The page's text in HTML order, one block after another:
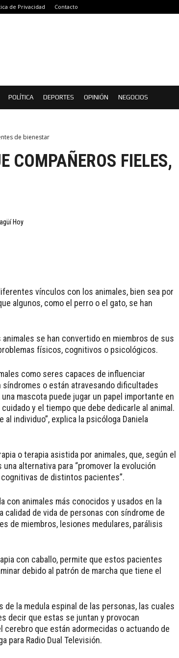
de Privacidad Contacto
POLÍTICA DEPORTES OPINIÓN NEGOCIOS
de bienestar
COMPAÑEROS FIELES,
vínculos con los animales, bien sea por
algunos, como el perro o el gato, se han
se han convertido en miembros de sus
físicos, cognitivos o psicológicos.
como seres capaces de influenciar
o están atravesando dificultades
mascota puede jugar un papel importante en
y el tiempo que debe dedicarle al animal.
individuo”, explica la psicóloga Daniela
o terapia asistida por animales, que, según el
alternativa para “promover la evolución
de distintos pacientes”.
con animales más conocidos y usados en la
de vida de personas con síndrome de
de miembros, lesiones medulares, parálisis
con caballo, permite que estos pacientes
debido al patrón de marcha que tiene el
de la medula espinal de las personas, las cuales
decir que estas se juntan y provocan
que están adormecidas o actuando de
para Radio Dual Televisión.